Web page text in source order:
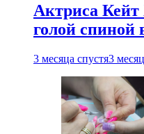
Актриса Кейт
голой
3 месяца спустя3